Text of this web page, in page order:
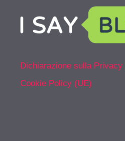
Dichiarazione sulla Privacy
Cookie Policy (UE)